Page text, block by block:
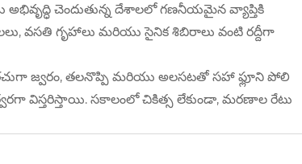
అభివృద్ధి చెందుతున్న దేశాలలో గణనీయమైన వ్యాప్తికి
వసతి గృహాలు మరియు సైనిక శిబిరాలు వంటి రద్దీగా
జ్వరం, తలనొప్పి మరియు అలసటతో సహా ఫ్లూని పోలి
విస్తరిస్తాయి. సకాలంలో చికిత్స లేకుండా, మరణాల రేటు